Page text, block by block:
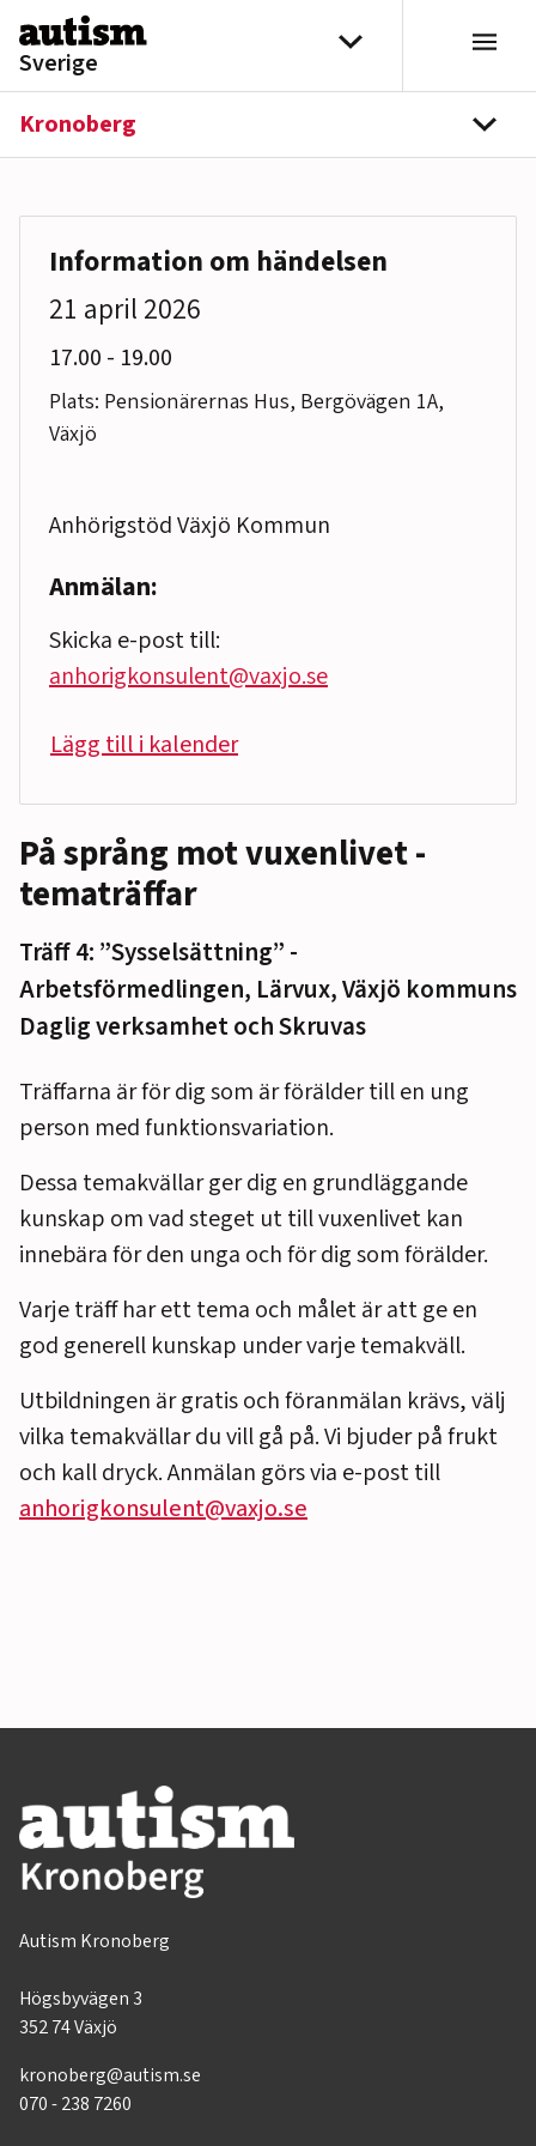
Hoppa till innehåll
Sverige
Välj distrikt
Kronoberg
På språng mot vuxenlivet -
tematräffar
Träff 4: ”Sysselsättning” -
Arbetsförmedlingen, Lärvux, Växjö kommuns
Daglig verksamhet och Skruvas
Träffarna är för dig som är förälder till en ung
person med funktionsvariation.
Dessa temakvällar ger dig en grundläggande
kunskap om vad steget ut till vuxenlivet kan
innebära för den unga och för dig som förälder.
Varje träff har ett tema och målet är att ge en
god generell kunskap under varje temakväll.
Utbildningen är gratis och föranmälan krävs, välj
vilka temakvällar du vill gå på. Vi bjuder på frukt
och kall dryck. Anmälan görs via e-post till
anhorigkonsulent@vaxjo.se
Information om händelsen
21 april 2026
17.00 till
- 19.00
Plats: Pensionärernas Hus, Bergövägen 1A,
Växjö
Anhörigstöd Växjö Kommun
Anmälan:
Skicka e-post till:
anhorigkonsulent@vaxjo.se
Lägg till i kalender
Autism Kronoberg
Högsbyvägen 3
352 74 Växjö
kronoberg@autism.se
070 - 238 7260